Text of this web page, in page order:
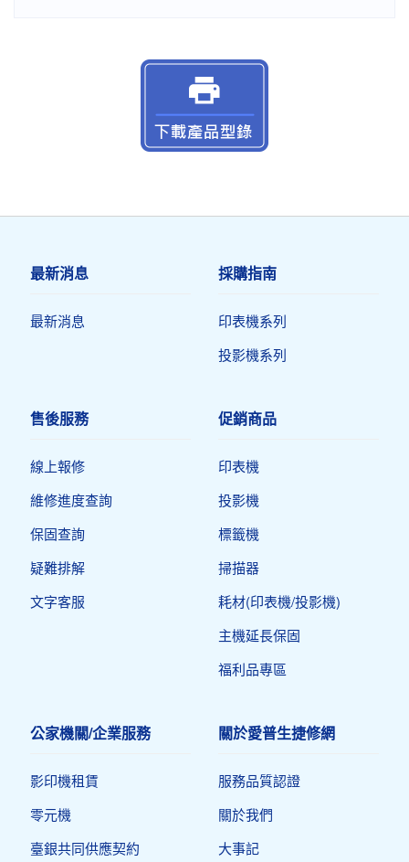
最新消息
最新消息
採購指南
印表機系列
投影機系列
售後服務
線上報修
維修進度查詢
保固查詢
疑難排解
文字客服
促銷商品
印表機​
投影機
標籤機
掃描器
耗材(印表機/投影機)
主機延長保固
福利品專區
公家機關/企業服務
影印機租賃
零元機
臺銀共同供應契約
關於愛普生捷修網
服務品質認證
關於我們
大事記